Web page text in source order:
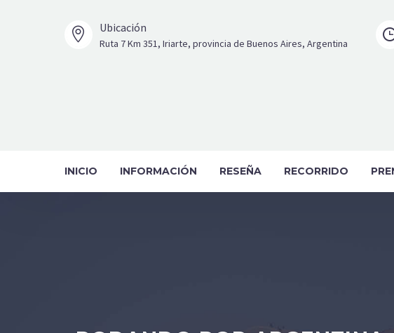

 Ubicación
Ruta 7 Km 351, Iriarte, provincia de Buenos Aires, Argentina
INICIO INFORMACIÓN RESEÑA RECORRIDO